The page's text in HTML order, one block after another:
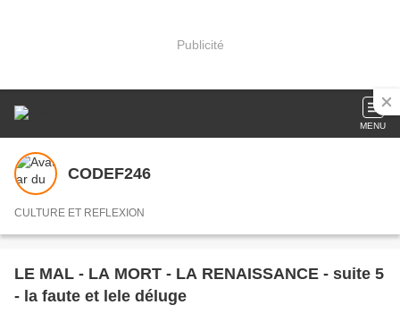
Publicité
MENU
CODEF246
CULTURE ET REFLEXION
LE MAL - LA MORT - LA RENAISSANCE - suite 5
- la faute et lele déluge